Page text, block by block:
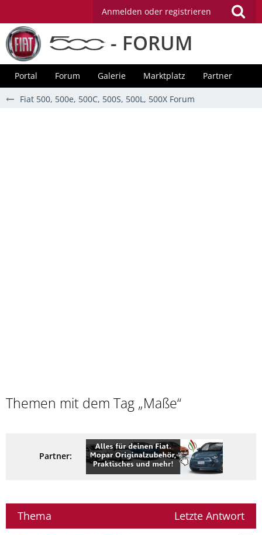
Anmelden oder registrieren
- FORUM
Portal Forum Galerie Marktplatz Partner
Fiat 500, 500e, 500C, 500S, 500L, 500X Forum
Themen mit dem Tag „Maße“
Partner:
Thema Letzte Antwort